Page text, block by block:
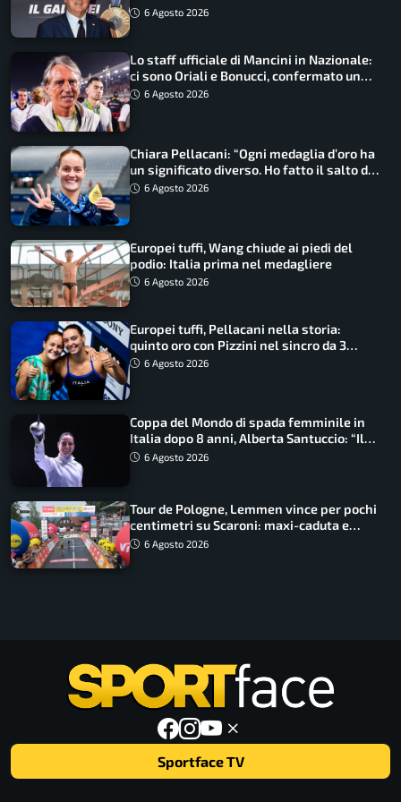
6 Agosto 2026
Lo staff ufficiale di Mancini in Nazionale:
ci sono Oriali e Bonucci, confermato un
ritorno
6 Agosto 2026
Chiara Pellacani: “Ogni medaglia d’oro ha
un significato diverso. Ho fatto il salto di
qualità”
6 Agosto 2026
Europei tuffi, Wang chiude ai piedi del
podio: Italia prima nel medagliere
6 Agosto 2026
Europei tuffi, Pellacani nella storia:
quinto oro con Pizzini nel sincro da 3
metri
6 Agosto 2026
Coppa del Mondo di spada femminile in
Italia dopo 8 anni, Alberta Santuccio: “Il
lavoro dà sempre i suoi frutti”
6 Agosto 2026
Tour de Pologne, Lemmen vince per pochi
centimetri su Scaroni: maxi-caduta e
tappa accorciata
6 Agosto 2026
Sportface TV